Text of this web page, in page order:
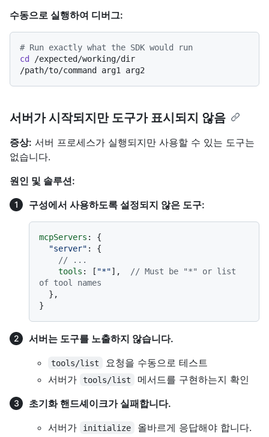
수동으로 실행하여 디버그:
# Run exactly what the SDK would run
cd
/expected/working/dir
서버가 시작되지만 도구가 표시되지 않음
증상: 서버 프로세스가 실행되지만 사용할 수 있는 도구는
없습니다.
원인 및 솔루션:
구성에서 사용하도록 설정되지 않은 도구:
mcpServers : {
"server" : {
// ...
tools : [ "*"],
// Must be "*" or list
of tool names
서버는 도구를 노출하지 않습니다.
tools/list
요청을 수동으로 테스트
서버가
tools/list
메서드를 구현하는지 확인
초기화 핸드셰이크가 실패합니다.
서버가
initialize
올바르게 응답해야 합니다.